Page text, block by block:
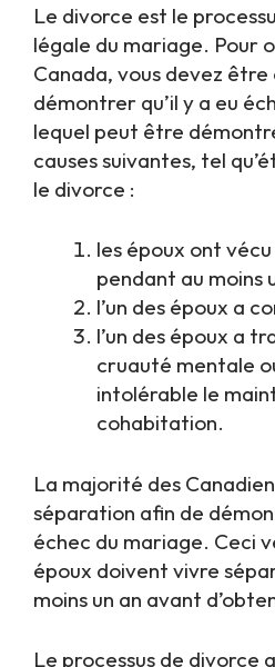
Le divorce est le
légale du mariage. Pour
Canada, vous devez être
démontrer qu’il y a eu
lequel peut être
causes suivantes, tel
le divorce :
les époux ont
pendant au moins
l’un des époux a
l’un des époux a
cruauté mentale
intolérable le
cohabitation.
La majorité des
séparation afin de
échec du mariage. Ceci
époux doivent vivre
moins un an avant
Le processus de divorce